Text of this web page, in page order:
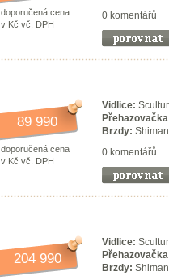
doporučená cena
v Kč vč. DPH
0 komentářů
89 990
doporučená cena
v Kč vč. DPH
Vidlice:
Brzdy:
0 komentářů
204 990
Vidlice:
Brzdy: